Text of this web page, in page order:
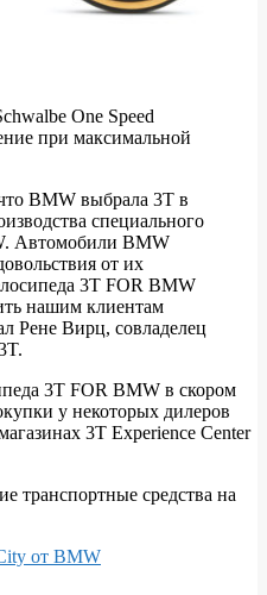
One Speed
при максимальной
BMW выбрала 3T в
специального
Автомобили BMW
от их
3T FOR BMW
нашим клиентам
Рене Вирц, совладелец
3T FOR BMW в скором
у некоторых дилеров
3T Experience Center
транспортные средства на
от BMW